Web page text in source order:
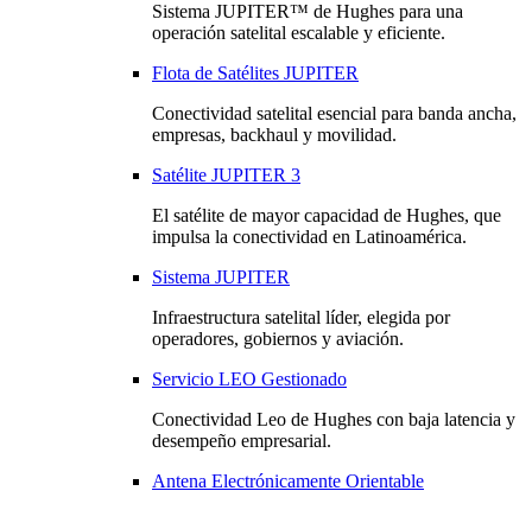
Sistema JUPITER™ de Hughes para una
operación satelital escalable y eficiente.
Flota de Satélites JUPITER
Conectividad satelital esencial para banda ancha,
empresas, backhaul y movilidad.
Satélite JUPITER 3
El satélite de mayor capacidad de Hughes, que
impulsa la conectividad en Latinoamérica.
Sistema JUPITER
Infraestructura satelital líder, elegida por
operadores, gobiernos y aviación.
Servicio LEO Gestionado
Conectividad Leo de Hughes con baja latencia y
desempeño empresarial.
Antena Electrónicamente Orientable